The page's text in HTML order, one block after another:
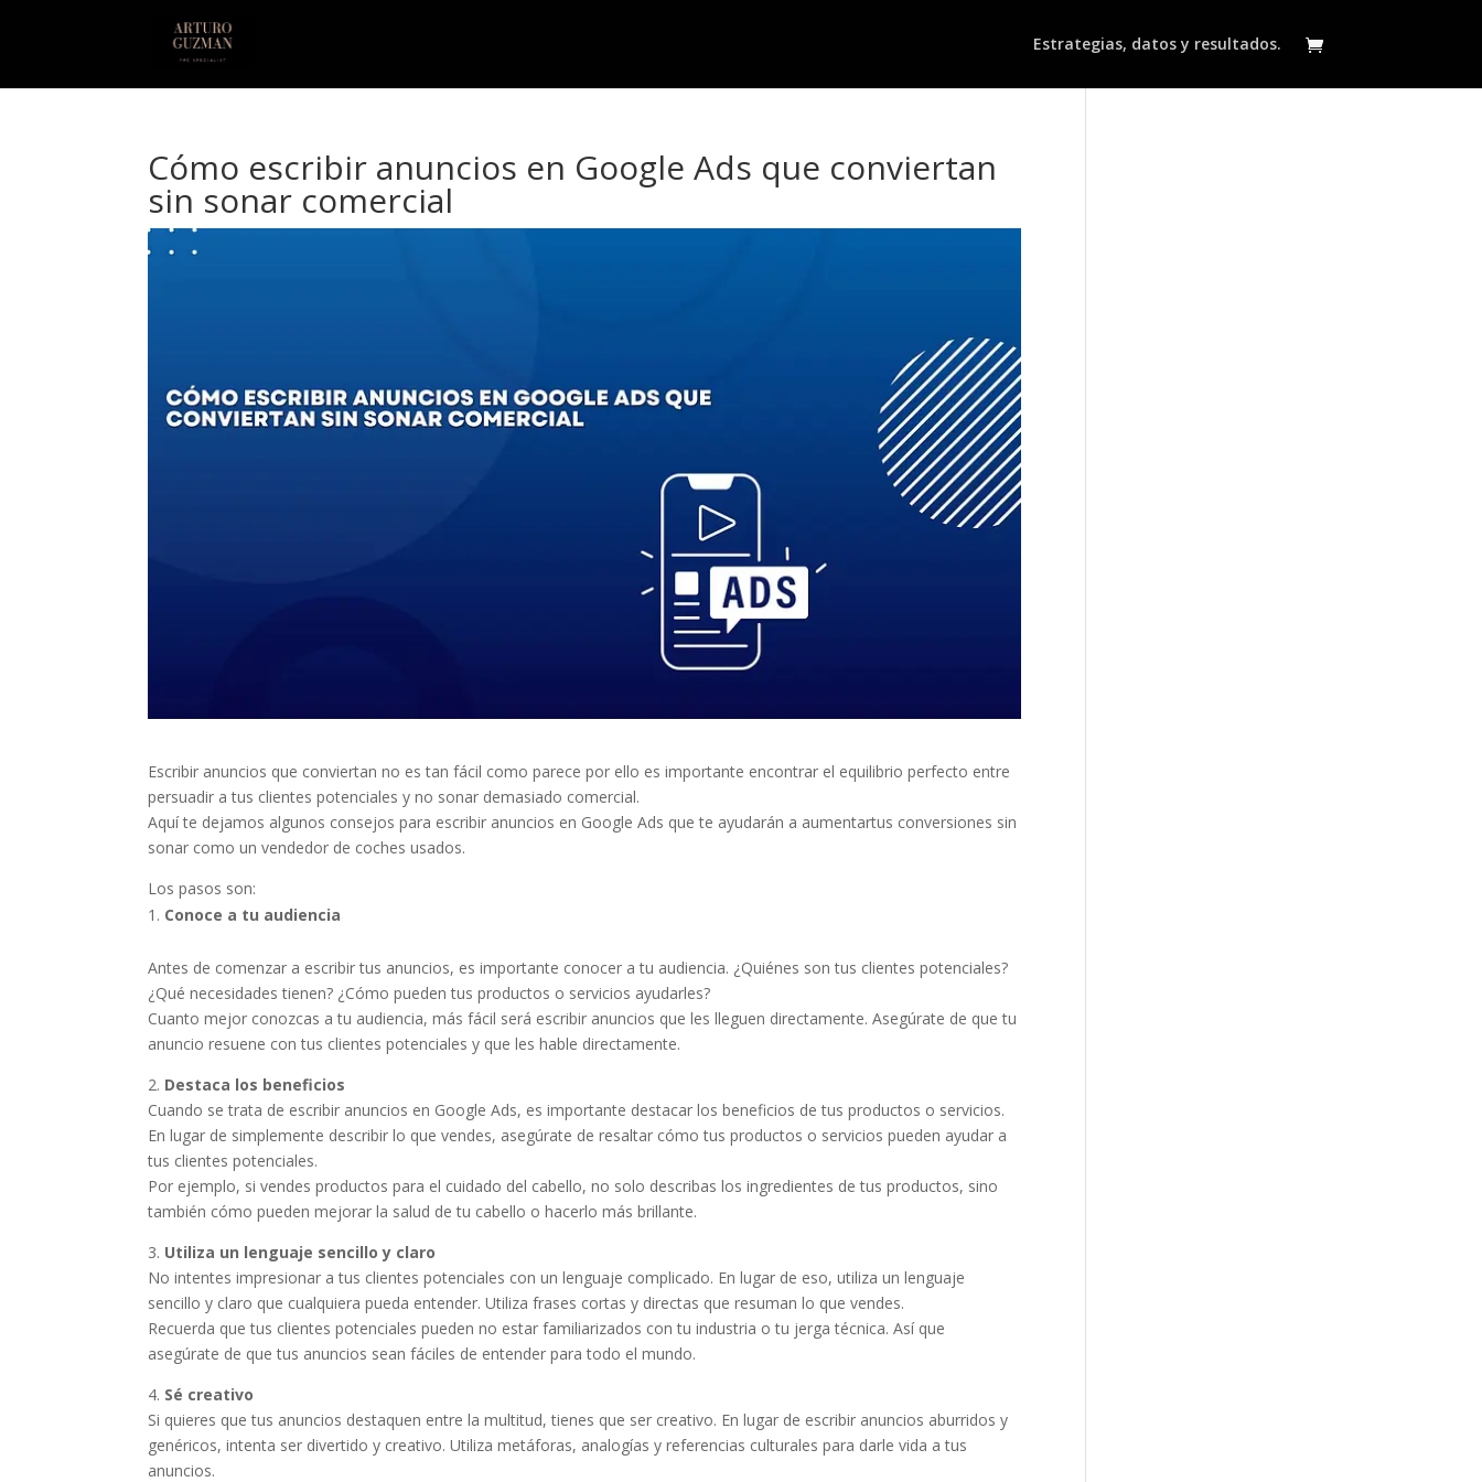
Estrategias, datos y resultados.
Cómo escribir anuncios en Google Ads que conviertan
sin sonar comercial
Escribir anuncios que conviertan no es tan fácil como parece por ello es importante encontrar el equilibrio perfecto entre
persuadir a tus clientes potenciales y no sonar demasiado comercial.
Aquí te dejamos algunos consejos para escribir anuncios en Google Ads que te ayudarán a aumentartus conversiones sin
sonar como un vendedor de coches usados.
Los pasos son:
Conoce a tu audiencia
Antes de comenzar a escribir tus anuncios, es importante conocer a tu audiencia. ¿Quiénes son tus clientes potenciales?
¿Qué necesidades tienen? ¿Cómo pueden tus productos o servicios ayudarles?
Cuanto mejor conozcas a tu audiencia, más fácil será escribir anuncios que les lleguen directamente. Asegúrate de que tu
anuncio resuene con tus clientes potenciales y que les hable directamente.
2. Destaca los beneficios
Cuando se trata de escribir anuncios en Google Ads, es importante destacar los beneficios de tus productos o servicios.
En lugar de simplemente describir lo que vendes, asegúrate de resaltar cómo tus productos o servicios pueden ayudar a
tus clientes potenciales.
Por ejemplo, si vendes productos para el cuidado del cabello, no solo describas los ingredientes de tus productos, sino
también cómo pueden mejorar la salud de tu cabello o hacerlo más brillante.
3. Utiliza un lenguaje sencillo y claro
No intentes impresionar a tus clientes potenciales con un lenguaje complicado. En lugar de eso, utiliza un lenguaje
sencillo y claro que cualquiera pueda entender. Utiliza frases cortas y directas que resuman lo que vendes.
Recuerda que tus clientes potenciales pueden no estar familiarizados con tu industria o tu jerga técnica. Así que
asegúrate de que tus anuncios sean fáciles de entender para todo el mundo.
4. Sé creativo
Si quieres que tus anuncios destaquen entre la multitud, tienes que ser creativo. En lugar de escribir anuncios aburridos y
genéricos, intenta ser divertido y creativo. Utiliza metáforas, analogías y referencias culturales para darle vida a tus
anuncios.